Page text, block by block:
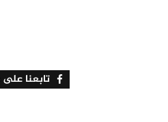
تابعنا